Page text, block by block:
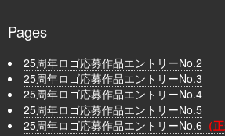
Pages
25周年ロゴ応募作品エントリーNo.2
25周年ロゴ応募作品エントリーNo.3
25周年ロゴ応募作品エントリーNo.4
25周年ロゴ応募作品エントリーNo.5
25周年ロゴ応募作品エントリーNo.6 （